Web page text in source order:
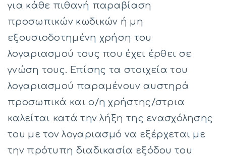
για κάθε πιθανή παραβίαση
προσωπικών κωδικών ή μη
εξουσιοδοτημένη χρήση του
λογαριασμού τους που έχει έρθει σε
γνώση τους. Επίσης τα στοιχεία του
λογαριασμού παραμένουν αυστηρά
προσωπικά και ο/η χρήστης/στρια
καλείται κατά την λήξη της ενασχόλησης
του με τον λογαριασμό να εξέρχεται με
την πρότυπη διαδικασία εξόδου του